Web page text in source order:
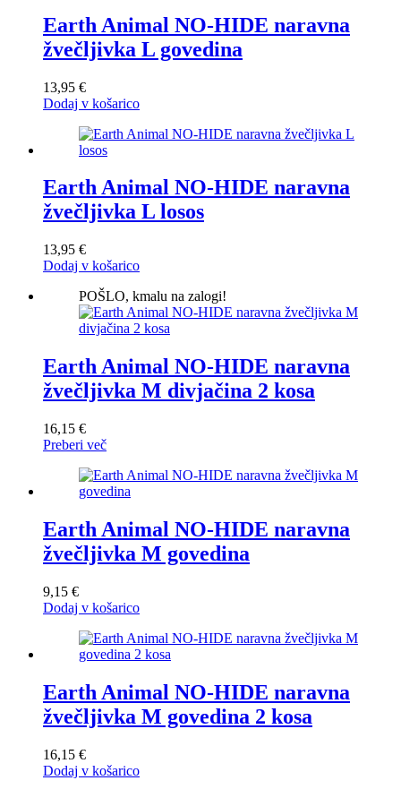
Earth Animal NO-HIDE naravna
žvečljivka L govedina
13,95 €
Dodaj v košarico
Earth Animal NO-HIDE naravna
žvečljivka L losos
13,95 €
Dodaj v košarico
POŠLO, kmalu na zalogi!
Earth Animal NO-HIDE naravna
žvečljivka M divjačina 2 kosa
16,15 €
Preberi več
Earth Animal NO-HIDE naravna
žvečljivka M govedina
9,15 €
Dodaj v košarico
Earth Animal NO-HIDE naravna
žvečljivka M govedina 2 kosa
16,15 €
Dodaj v košarico